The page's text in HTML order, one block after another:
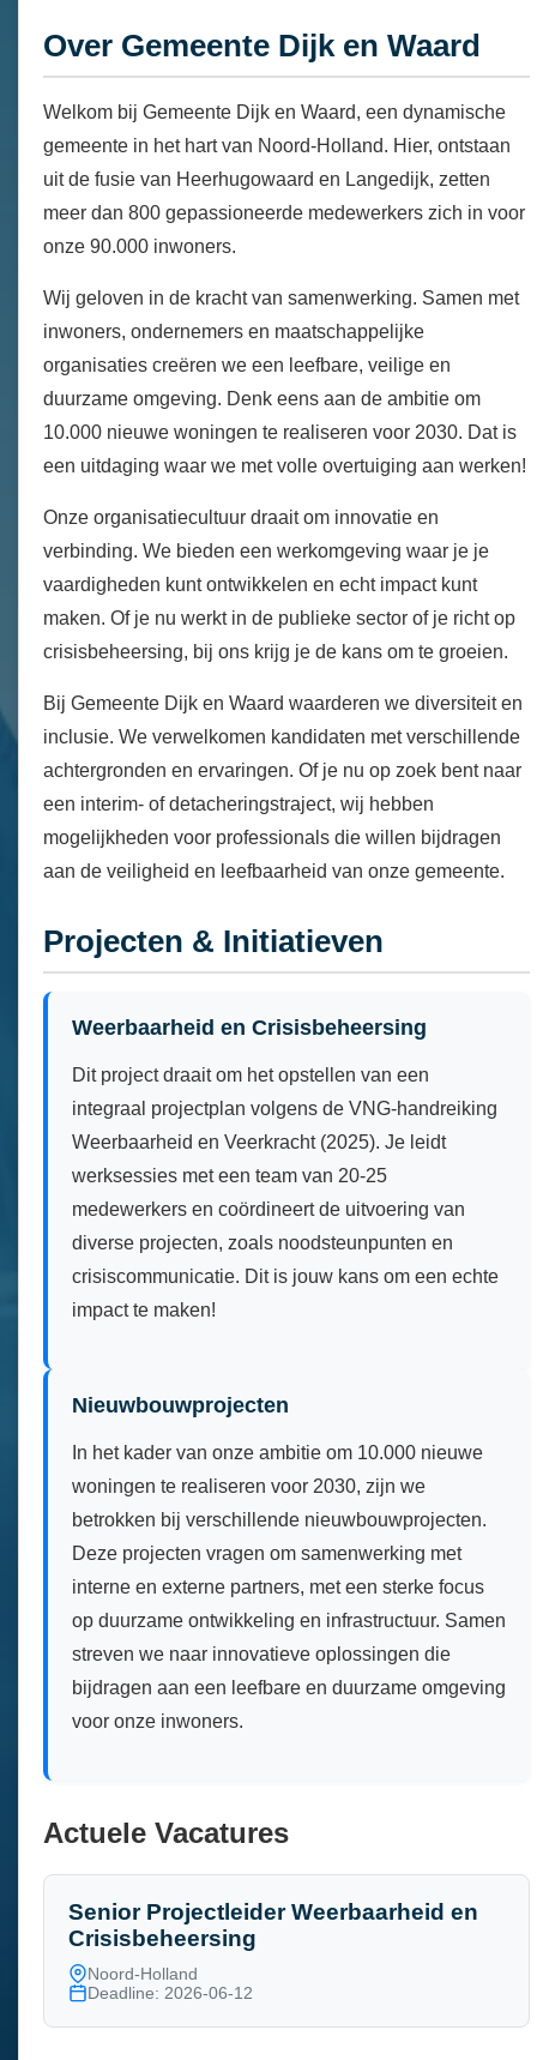
Over Gemeente Dijk en Waard
Welkom bij Gemeente Dijk en Waard, een dynamische
gemeente in het hart van Noord-Holland. Hier, ontstaan
uit de fusie van Heerhugowaard en Langedijk, zetten
meer dan 800 gepassioneerde medewerkers zich in voor
onze 90.000 inwoners.
Wij geloven in de kracht van samenwerking. Samen met
inwoners, ondernemers en maatschappelijke
organisaties creëren we een leefbare, veilige en
duurzame omgeving. Denk eens aan de ambitie om
10.000 nieuwe woningen te realiseren voor 2030. Dat is
een uitdaging waar we met volle overtuiging aan werken!
Onze organisatiecultuur draait om innovatie en
verbinding. We bieden een werkomgeving waar je je
vaardigheden kunt ontwikkelen en echt impact kunt
maken. Of je nu werkt in de publieke sector of je richt op
crisisbeheersing, bij ons krijg je de kans om te groeien.
Bij Gemeente Dijk en Waard waarderen we diversiteit en
inclusie. We verwelkomen kandidaten met verschillende
achtergronden en ervaringen. Of je nu op zoek bent naar
een interim- of detacheringstraject, wij hebben
mogelijkheden voor professionals die willen bijdragen
aan de veiligheid en leefbaarheid van onze gemeente.
Projecten & Initiatieven
Weerbaarheid en Crisisbeheersing
Dit project draait om het opstellen van een
integraal projectplan volgens de VNG-handreiking
Weerbaarheid en Veerkracht (2025). Je leidt
werksessies met een team van 20-25
medewerkers en coördineert de uitvoering van
diverse projecten, zoals noodsteunpunten en
crisiscommunicatie. Dit is jouw kans om een echte
impact te maken!
Nieuwbouwprojecten
In het kader van onze ambitie om 10.000 nieuwe
woningen te realiseren voor 2030, zijn we
betrokken bij verschillende nieuwbouwprojecten.
Deze projecten vragen om samenwerking met
interne en externe partners, met een sterke focus
op duurzame ontwikkeling en infrastructuur. Samen
streven we naar innovatieve oplossingen die
bijdragen aan een leefbare en duurzame omgeving
voor onze inwoners.
Actuele Vacatures
Senior Projectleider Weerbaarheid en
Crisisbeheersing
Noord-Holland
Deadline: 2026-06-12